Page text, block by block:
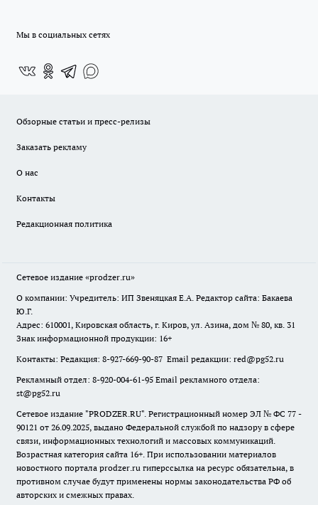
Мы в социальных сетях
Обзорные статьи и пресс-релизы
Заказать рекламу
О нас
Контакты
Редакционная политика
Сетевое издание «prodzer.ru»
О компании: Учредитель: ИП Звеняцкая Е.А. Редактор сайта: Бакаева
Ю.Г.
Адрес: 610001, Кировская область, г. Киров, ул. Азина, дом № 80, кв. 31
Знак информационной продукции: 16+
Контакты: Редакция: 8-927-669-90-87 Email редакции: red@pg52.ru
Рекламный отдел: 8-920-004-61-95 Email рекламного отдела:
st@pg52.ru
Сетевое издание "PRODZER.RU". Регистрационный номер ЭЛ № ФС 77 -
90121 от 26.09.2025, выдано Федеральной службой по надзору в сфере
связи, информационных технологий и массовых коммуникаций.
Возрастная категория сайта 16+. При использовании материалов
новостного портала prodzer.ru гиперссылка на ресурс обязательна, в
противном случае будут применены нормы законодательства РФ об
авторских и смежных правах.